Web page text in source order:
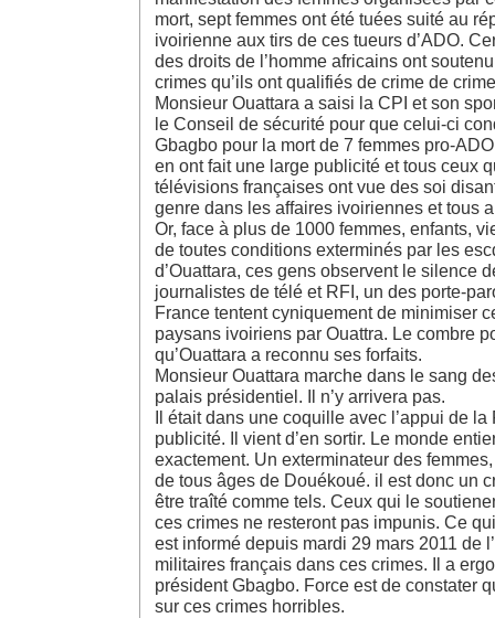
mort, sept femmes ont été tuées suité au
ivoirienne aux tirs de ces tueurs d’ADO.
des droits de l’homme africains ont
crimes qu’ils ont qualifiés de crime de
Monsieur Ouattara a saisi la CPI et son
le Conseil de sécurité pour que celui-ci
Gbagbo pour la mort de 7 femmes pro-
en ont fait une large publicité et tous ceux
télévisions françaises ont vue des soi
genre dans les affaires ivoiriennes et tous
Or, face à plus de 1000 femmes, enfants,
de toutes conditions exterminés par les
d’Ouattara, ces gens observent le silence
journalistes de télé et RFI, un des porte-
France tentent cyniquement de minimiser
paysans ivoiriens par Ouattra. Le combre
qu’Ouattara a reconnu ses forfaits.
Monsieur Ouattara marche dans le sang
palais présidentiel. Il n’y arrivera pas.
Il était dans une coquille avec l’appui de
publicité. Il vient d’en sortir. Le monde
exactement. Un exterminateur des
de tous âges de Douékoué. il est donc un
être traîté comme tels. Ceux qui le
ces crimes ne resteront pas impunis. Ce
est informé depuis mardi 29 mars 2011 de
militaires français dans ces crimes. Il a
président Gbagbo. Force est de constater
sur ces crimes horribles.